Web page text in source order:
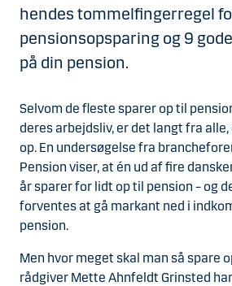
hendes tommelfingerregel
pensionsopsparing og 9
på din pension.
Selvom de fleste sparer op til
deres arbejdsliv, er det langt fra
op. En undersøgelse fra
Pension viser, at én ud af fire
år sparer for lidt op til pension – og
forventes at gå markant ned i
pension.
Men hvor meget skal man så spare
rådgiver Mette Ahnfeldt Grinsted